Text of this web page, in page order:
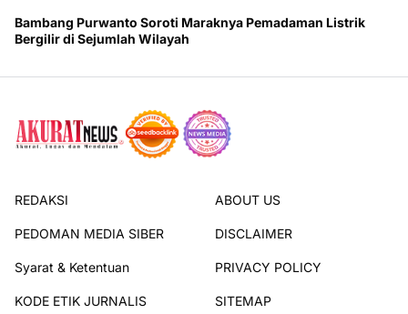
Bambang Purwanto Soroti Maraknya Pemadaman Listrik
Bergilir di Sejumlah Wilayah
REDAKSI ABOUT US
PEDOMAN MEDIA SIBER DISCLAIMER
Syarat & Ketentuan PRIVACY POLICY
KODE ETIK JURNALIS SITEMAP